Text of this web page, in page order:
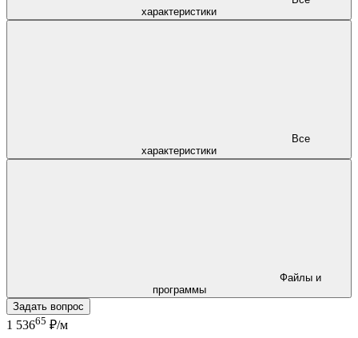
характеристики
характеристики
программы
Задать вопрос
1 53665 ₽/м